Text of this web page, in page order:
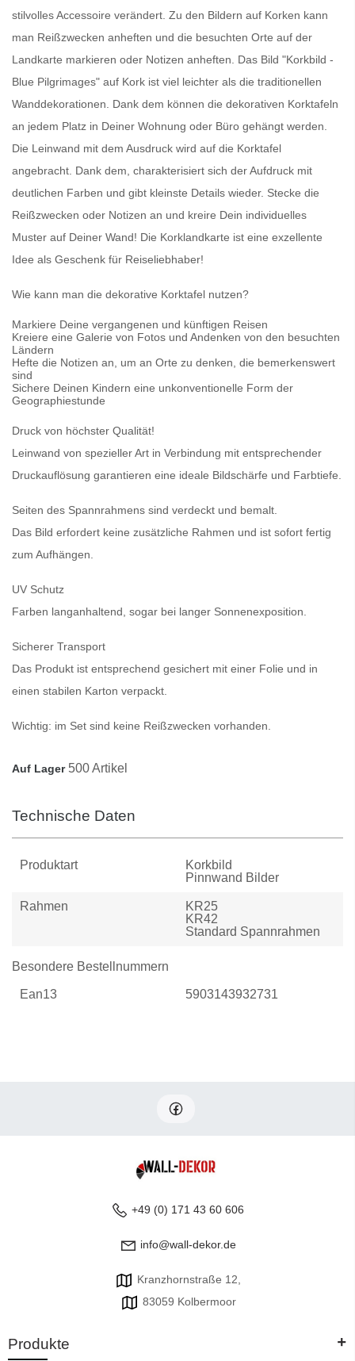
stilvolles Accessoire verändert. Zu den Bildern auf Korken kann
man Reißzwecken anheften und die besuchten Orte auf der
Landkarte markieren oder Notizen anheften. Das Bild "Korkbild -
Blue Pilgrimages" auf Kork ist viel leichter als die traditionellen
Wanddekorationen. Dank dem können die dekorativen Korktafeln
an jedem Platz in Deiner Wohnung oder Büro gehängt werden.
Die Leinwand mit dem Ausdruck wird auf die Korktafel
angebracht. Dank dem, charakterisiert sich der Aufdruck mit
deutlichen Farben und gibt kleinste Details wieder. Stecke die
Reißzwecken oder Notizen an und kreire Dein individuelles
Muster auf Deiner Wand! Die Korklandkarte ist eine exzellente
Idee als Geschenk für Reiseliebhaber!
Wie kann man die dekorative Korktafel nutzen?
Markiere Deine vergangenen und künftigen Reisen
Kreiere eine Galerie von Fotos und Andenken von den besuchten
Ländern
Hefte die Notizen an, um an Orte zu denken, die bemerkenswert
sind
Sichere Deinen Kindern eine unkonventionelle Form der
Geographiestunde
Druck von höchster Qualität!
Leinwand von spezieller Art in Verbindung mit entsprechender
Druckauflösung garantieren eine ideale Bildschärfe und Farbtiefe.
Seiten des Spannrahmens sind verdeckt und bemalt.
Das Bild erfordert keine zusätzliche Rahmen und ist sofort fertig
zum Aufhängen.
UV Schutz
Farben langanhaltend, sogar bei langer Sonnenexposition.
Sicherer Transport
Das Produkt ist entsprechend gesichert mit einer Folie und in
einen stabilen Karton verpackt.
Wichtig: im Set sind keine Reißzwecken vorhanden.
Auf Lager 500 Artikel
Technische Daten
Produktart
Korkbild
Pinnwand Bilder
Rahmen
KR25
KR42
Standard Spannrahmen
Besondere Bestellnummern
Ean13 5903143932731
+49 (0) 171 43 60 606
info@wall-dekor.de
Kranzhornstraße 12,
83059 Kolbermoor
Produkte +